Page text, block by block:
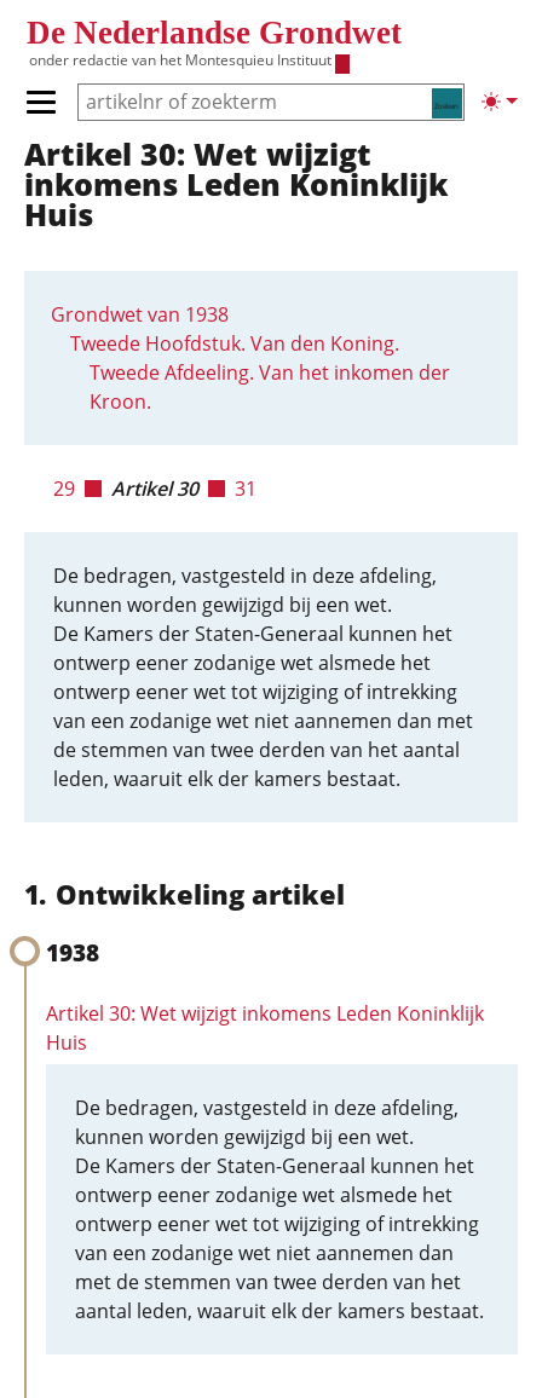
De Nederlandse Grondwet
onder redactie van het Montesquieu Instituut
Zoeken
Primair menu tonen/verbergen
Hoofdnavigatie
Artikel 30: Wet wijzigt
inkomens Leden Koninklijk
Huis
Grondwet van 1938
Tweede Hoofdstuk. Van den Koning.
Tweede Afdeeling. Van het inkomen der
Kroon.
29 Artikel 30 31
De bedragen, vastgesteld in deze afdeling,
kunnen worden gewijzigd bij een wet.
De Kamers der Staten-Generaal kunnen het
ontwerp eener zodanige wet alsmede het
ontwerp eener wet tot wijziging of intrekking
van een zodanige wet niet aannemen dan met
de stemmen van twee derden van het aantal
leden, waaruit elk der kamers bestaat.
Ontwikkeling artikel
1938
Artikel 30: Wet wijzigt inkomens Leden Koninklijk
Huis
De bedragen, vastgesteld in deze afdeling,
kunnen worden gewijzigd bij een wet.
De Kamers der Staten-Generaal kunnen het
ontwerp eener zodanige wet alsmede het
ontwerp eener wet tot wijziging of intrekking
van een zodanige wet niet aannemen dan
met de stemmen van twee derden van het
aantal leden, waaruit elk der kamers bestaat.